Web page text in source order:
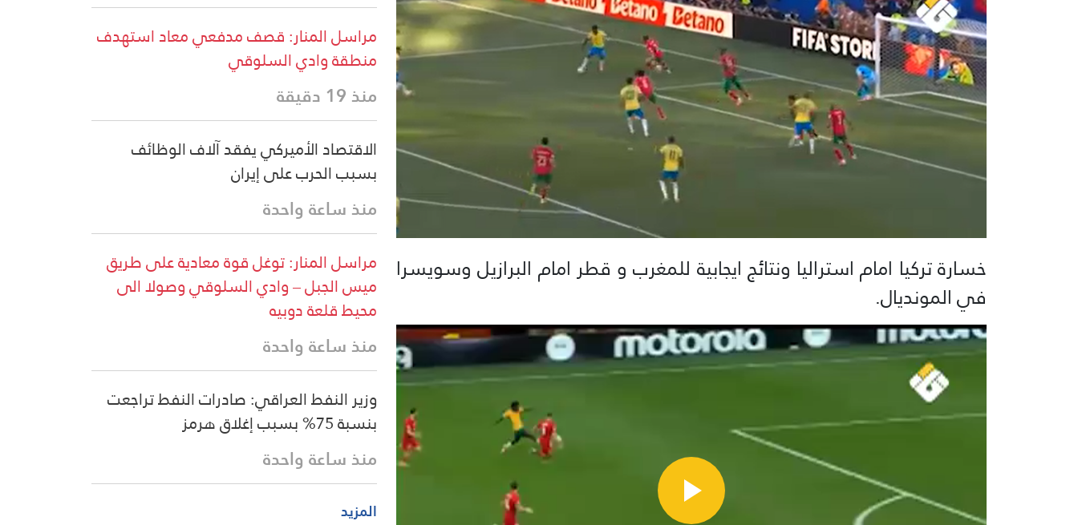
خسارة تركيا امام استراليا ونتائج ايجابية للمغرب و قطر امام البرازيل وسويسرا
في المونديال.
مراسل المنار: قصف مدفعي معاد استهدف
منطقة وادي السلوقي
منذ 19 دقيقة
الاقتصاد الأميركي يفقد آلاف الوظائف
بسبب الحرب على إيران
منذ ساعة واحدة
مراسل المنار: توغل قوة معادية على طريق
ميس الجبل – وادي السلوقي وصولا الى
محيط قلعة دوبيه
منذ ساعة واحدة
وزير النفط العراقي: صادرات النفط تراجعت
بنسبة 75% بسبب إغلاق هرمز
منذ ساعة واحدة
المزيد